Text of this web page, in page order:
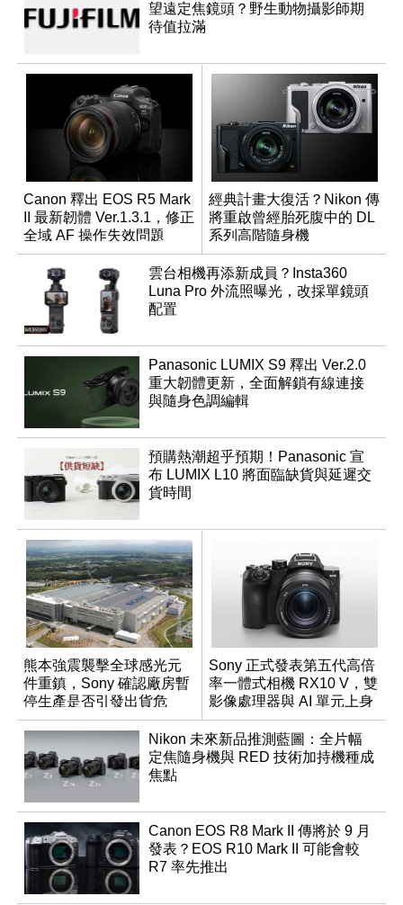
望遠定焦鏡頭？野生動物攝影師期
待值拉滿
Canon 釋出 EOS R5 Mark
II 最新韌體 Ver.1.3.1，修正
全域 AF 操作失效問題
經典計畫大復活？Nikon 傳
將重啟曾經胎死腹中的 DL
系列高階隨身機
雲台相機再添新成員？Insta360
Luna Pro 外流照曝光，改採單鏡頭
配置
Panasonic LUMIX S9 釋出 Ver.2.0
重大韌體更新，全面解鎖有線連接
與隨身色調編輯
預購熱潮超乎預期！Panasonic 宣
布 LUMIX L10 將面臨缺貨與延遲交
貨時間
熊本強震襲擊全球感光元
件重鎮，Sony 確認廠房暫
停生產是否引發出貨危
機？
Sony 正式發表第五代高倍
率一體式相機 RX10 V，雙
影像處理器與 AI 單元上身
Nikon 未來新品推測藍圖：全片幅
定焦隨身機與 RED 技術加持機種成
焦點
Canon EOS R8 Mark II 傳將於 9 月
發表？EOS R10 Mark II 可能會較
R7 率先推出